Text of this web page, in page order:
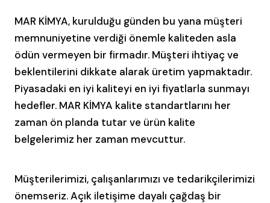
MAR KİMYA, kurulduğu günden bu yana müşteri
memnuniyetine verdiği önemle kaliteden asla
ödün vermeyen bir firmadır. Müşteri ihtiyaç ve
beklentilerini dikkate alarak üretim yapmaktadır.
Piyasadaki en iyi kaliteyi en iyi fiyatlarla sunmayı
hedefler. MAR KİMYA kalite standartlarını her
zaman ön planda tutar ve ürün kalite
belgelerimiz her zaman mevcuttur.
Müşterilerimizi, çalışanlarımızı ve tedarikçilerimizi
önemseriz. Açık iletişime dayalı çağdaş bir